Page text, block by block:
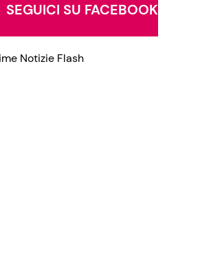
SEGUICI SU FACEBOOK
Notizie Flash